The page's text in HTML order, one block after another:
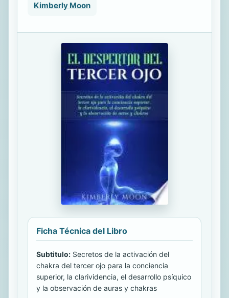
Kimberly Moon
Ficha Técnica del Libro
Subtitulo: Secretos de la activación del
chakra del tercer ojo para la conciencia
superior, la clarividencia, el desarrollo psíquico
y la observación de auras y chakras